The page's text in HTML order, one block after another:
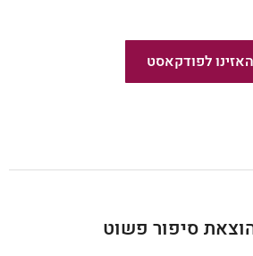
האזינו לפודקאסט
סיפור פשוט